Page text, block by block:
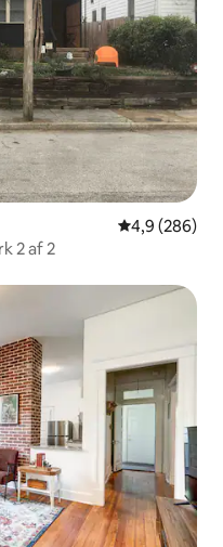
4,9 ud af 5 i
4,9 (286)
2 af 2